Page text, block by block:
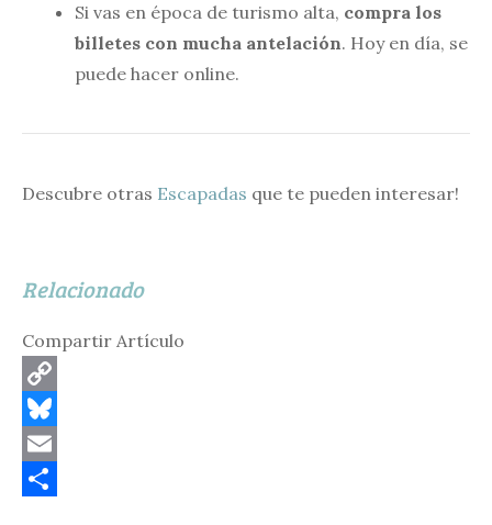
Si vas en época de turismo alta, compra los
billetes con mucha antelación. Hoy en día, se
puede hacer online.
Descubre otras Escapadas que te pueden interesar!
Relacionado
Compartir Artículo
C
o
p
B
E